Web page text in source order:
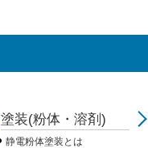
塗装(粉体・溶剤)
静電粉体塗装とは